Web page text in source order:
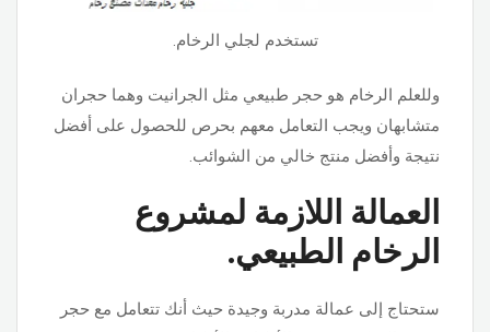
تستخدم لجلي الرخام.
وللعلم الرخام هو حجر طبيعي مثل الجرانيت وهما حجران
متشابهان ويجب التعامل معهم بحرص للحصول على أفضل
نتيجة وأفضل منتج خالي من الشوائب.
العمالة اللازمة لمشروع
الرخام الطبيعي.
ستحتاج إلى عمالة مدربة وجيدة حيث أنك تتعامل مع حجر